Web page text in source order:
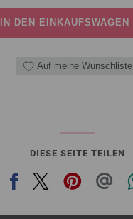
IN DEN EINKAUFSWAGEN
Auf meine Wunschliste
DIESE SEITE TEILEN